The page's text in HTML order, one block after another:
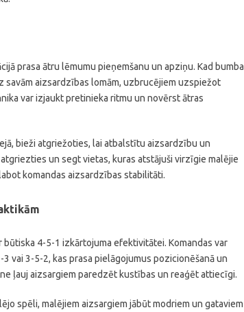
prasa ātru lēmumu pieņemšanu un apziņu. Kad bumba
aizsardzības lomām, uzbrucējiem uzspiežot
var izjaukt pretinieka ritmu un novērst ātras
bieži atgriežoties, lai atbalstītu aizsardzību un
un segt vietas, kuras atstājuši virzīgie malējie
komandas aizsardzības stabilitāti.
4-5-1 izkārtojuma efektivitātei. Komandas var
vai 3-5-2, kas prasa pielāgojumus pozicionēšanā un
ļauj aizsargiem paredzēt kustības un reaģēt attiecīgi.
spēli, malējiem aizsargiem jābūt modriem un gataviem